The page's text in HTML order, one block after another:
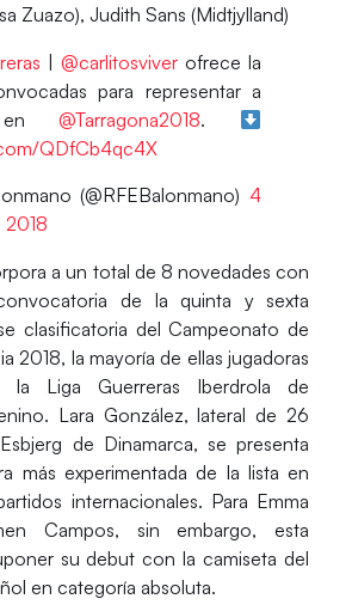
Zuazo), Judith Sans (Midtjylland)
|@carlitosviver ofrece la
para representar a
en@Tarragona2018.
QDfCb4qc4X
(@RFEBalonmano)4
2018
a un total de 8 novedades con
de la quinta y sexta
clasificatoria del Campeonato de
2018, la mayoría de ellas jugadoras
Liga Guerreras Iberdrola de
Lara González, lateral de 26
de Dinamarca, se presenta
más experimentada de la lista en
internacionales. Para Emma
Campos, sin embargo, esta
su debut con la camiseta del
en categoría absoluta.